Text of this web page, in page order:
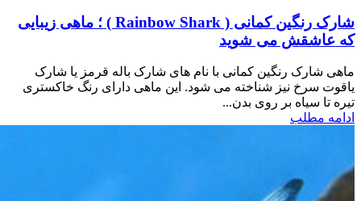
شارک رنگین کمانی ( Rainbow Shark ) ؛ ماهی زیبایی
که عاشقش می شوید
ماهی شارک رنگین کمانی با نام های شارک باله قرمز یا شارک
یاقوت سرخ نیز شناخته می شود. این ماهی دارای رنگ خاکستری
تیره تا سیاه بر روی بدن...
ادامه مطلب